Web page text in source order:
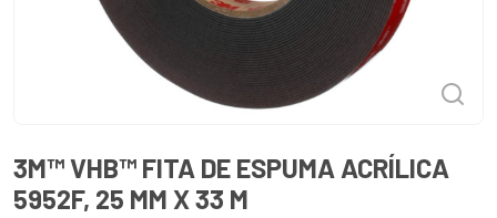
3M™ VHB™ FITA DE ESPUMA ACRÍLICA
5952F, 25 MM X 33 M